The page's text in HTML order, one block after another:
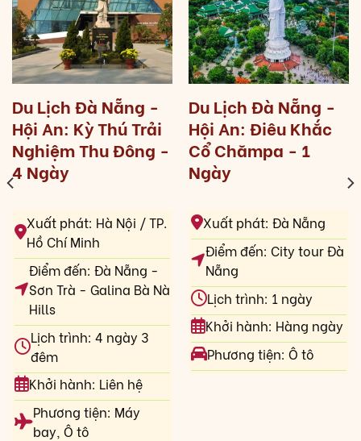
Du Lịch Đà Nẵng -
Hội An: Kỳ Thú Trải
Nghiệm Thu Đông -
4 Ngày
Xuất phát: Hà Nội / TP.
Hồ Chí Minh
Điểm đến: Đà Nẵng -
Sơn Trà - Galina Bà Nà
Hills
Lịch trình: 4 ngày 3
đêm
Khởi hành: Liên hệ
Phương tiện: Máy
bay, Ô tô
Du Lịch Đà Nẵng -
Hội An: Điêu Khắc
Cổ Chămpa - 1
Ngày
Xuất phát: Đà Nẵng
Điểm đến: City tour Đà
Nẵng
Lịch trình: 1 ngày
Khởi hành: Hàng ngày
Phương tiện: Ô tô